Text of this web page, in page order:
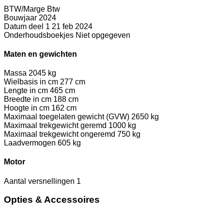
BTW/Marge Btw
Bouwjaar 2024
Datum deel 1 21 feb 2024
Onderhoudsboekjes Niet opgegeven
Maten en gewichten
Massa 2045 kg
Wielbasis in cm 277 cm
Lengte in cm 465 cm
Breedte in cm 188 cm
Hoogte in cm 162 cm
Maximaal toegelaten gewicht (GVW) 2650 kg
Maximaal trekgewicht geremd 1000 kg
Maximaal trekgewicht ongeremd 750 kg
Laadvermogen 605 kg
Motor
Aantal versnellingen 1
Opties & Accessoires